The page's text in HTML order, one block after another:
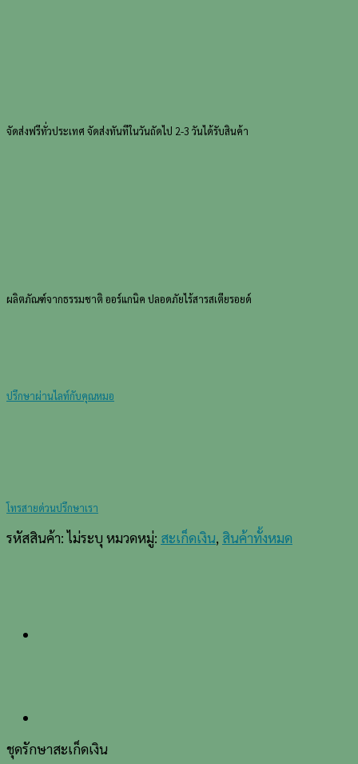
Spa
จัดส่งฟรีทั่วประเทศ จัดส่งทันทีในวันถัดไป 2-3 วันได้รับสินค้า
ผลิตภัณฑ์จากธรรมชาติ ออร์แกนิค ปลอดภัยไร้สารสเตียรอยด์
ปรึกษาผ่านไลท์กับคุณหมอ
โทรสายด่วนปรึกษาเรา
รหัสสินค้า:ไม่ระบุ หมวดหมู่: สะเก็ดเงิน, สินค้าทั้งหมด
ชุดรักษาสะเก็ดเงิน